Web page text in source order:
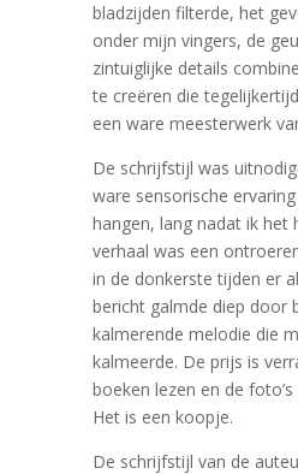
bladzijden filterde, het
onder mijn vingers, de
zintuiglijke details
te creëren die
een ware meesterwerk
De schrijfstijl was
ware sensorische
hangen, lang nadat ik het
verhaal was een
in de donkerste tijden er
bericht galmde diep door
kalmerende melodie die
kalmeerde. De prijs is
boeken lezen en de
Het is een koopje.
De schrijfstijl van de